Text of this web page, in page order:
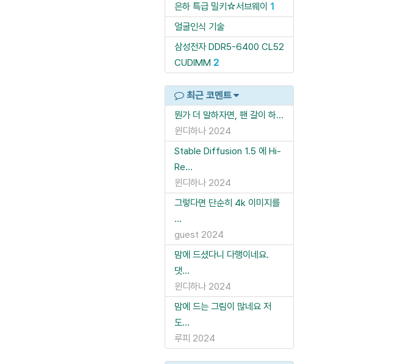
은하 특급 밀키☆서브웨이 1
얼굴인식 기술
삼성전자 DDR5-6400 CL52
CUDIMM 2
최근 코멘트
뭔가 더 말하자면, 팬 갈이 하...
윈디하나 2024
Stable Diffusion 1.5 에 Hi-
Re...
윈디하나 2024
그렇다면 단순히 4k 이미지를
...
guest 2024
맘에 드셨다니 다행이네요.
댓...
윈디하나 2024
맘에 드는 그림이 많네요 저
도...
루피 2024